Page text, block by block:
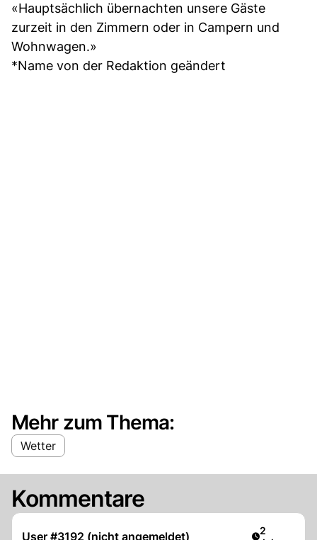
«Hauptsächlich übernachten unsere Gäste
zurzeit in den Zimmern oder in Campern und
Wohnwagen.»
*Name von der Redaktion geändert
Mehr zum Thema:
Wetter
Kommentare
User #3192 (nicht angemeldet) Artikel
2